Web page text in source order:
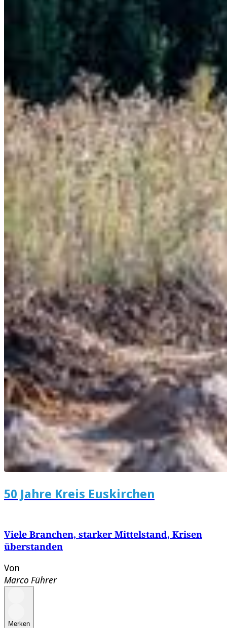
50 Jahre Kreis Euskirchen
Viele Branchen, starker Mittelstand, Krisen
überstanden
Von
Marco Führer
Merken